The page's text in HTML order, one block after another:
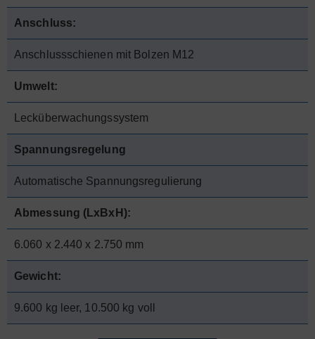
Anschluss:
Anschlussschienen mit Bolzen M12
Umwelt:
Lecküberwachungssystem
Spannungsregelung
Automatische Spannungsregulierung
Abmessung (LxBxH):
6.060 x 2.440 x 2.750 mm
Gewicht:
9.600 kg leer, 10.500 kg voll